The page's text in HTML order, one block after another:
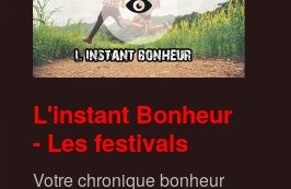
L'instant Bonheur
- Les festivals
Votre chronique bonheur